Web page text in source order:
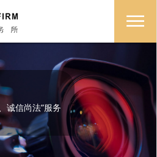
诚信尚法”服务